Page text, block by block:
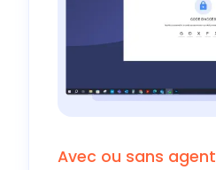
Avec ou sans agent